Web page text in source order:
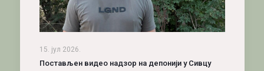
15. јул 2026.
Постављен видео надзор на депонији у Сивцу